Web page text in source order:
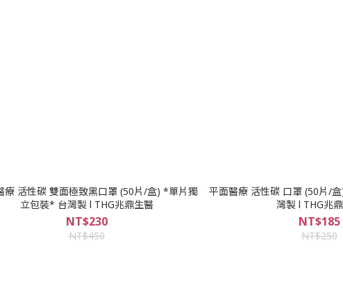
療 活性碳 雙面極致黑口罩 (50片/盒) *單片獨
立包裝* 台灣製 l THG兆鼎生醫
NT$230
NT$450
平面醫療 活性碳 口罩 (50片/
灣製 l THG兆
NT$185
NT$250